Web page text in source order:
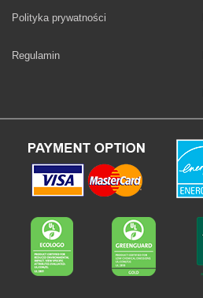
Polityka prywatności
Regulamin